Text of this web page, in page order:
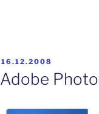
PUBLIKOVÁNO
16.12.2008
Adobe